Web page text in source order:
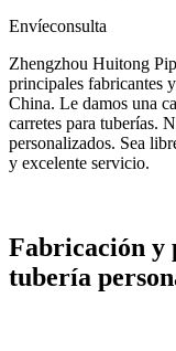
Envíeconsulta
Zhengzhou Huitong
principales fabricantes
China. Le damos una
carretes para tuberías.
personalizados. Sea
y excelente servicio.
Fabricación y
tubería